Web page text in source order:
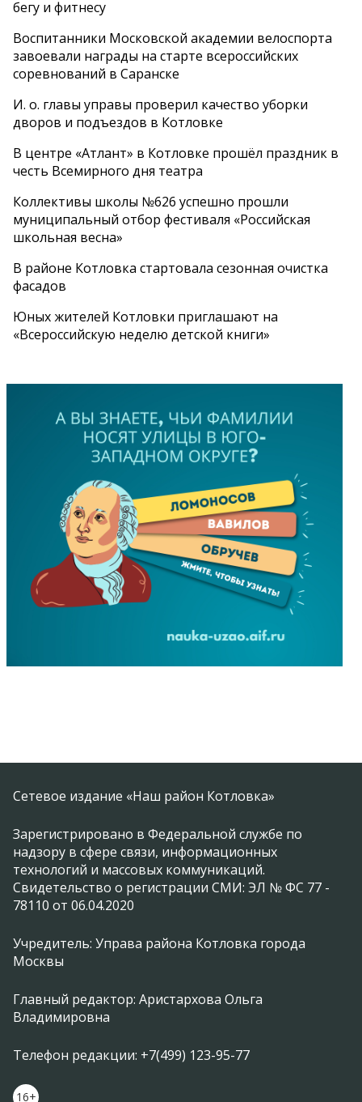
бегу и фитнесу
Воспитанники Московской академии велоспорта
завоевали награды на старте всероссийских
соревнований в Саранске
И. о. главы управы проверил качество уборки
дворов и подъездов в Котловке
В центре «Атлант» в Котловке прошёл праздник в
честь Всемирного дня театра
Коллективы школы №626 успешно прошли
муниципальный отбор фестиваля «Российская
школьная весна»
В районе Котловка стартовала сезонная очистка
фасадов
Юных жителей Котловки приглашают на
«Всероссийскую неделю детской книги»
Сетевое издание «Наш район Котловка»
Зарегистрировано в Федеральной службе по
надзору в сфере связи, информационных
технологий и массовых коммуникаций.
Свидетельство о регистрации СМИ: ЭЛ № ФС 77 -
78110 от 06.04.2020
Учредитель: Управа района Котловка города
Москвы
Главный редактор: Аристархова Ольга
Владимировна
Телефон редакции: +7(499) 123-95-77
16+